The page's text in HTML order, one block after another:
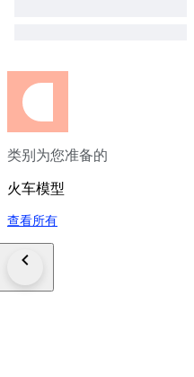
类别为您准备的
火车模型
查看所有